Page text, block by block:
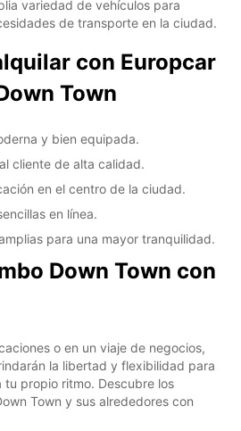
variedad de vehículos para
de transporte en la ciudad.
con Europcar
Town
y bien equipada.
cliente de alta calidad.
en el centro de la ciudad.
en línea.
para una mayor tranquilidad.
Down Town con
o en un viaje de negocios,
la libertad y flexibilidad para
propio ritmo. Descubre los
Town y sus alrededores con